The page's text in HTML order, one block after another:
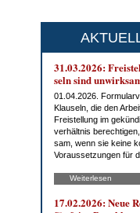
31.03.2026:
seln sind
01.04.2026.
Klau­seln, die den
Frei­stel­lung im
ver­hält­nis
sam, wenn sie kei­ne
Vor­aus­set­zun­gen für
Weiterlesen
17.02.2026: Neue